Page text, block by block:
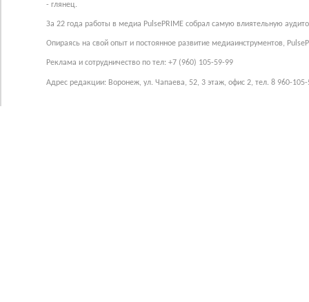
- глянец.
За 22 года работы в медиа PulsePRIME собрал самую влиятельную
Опираясь на свой опыт и постоянное развитие медиаинструментов,
Реклама и сотрудничество по тел: +7 (960) 105-59-99
Адрес редакции: Воронеж, ул. Чапаева, 52, 3 этаж, офис 2, тел. 8 960-